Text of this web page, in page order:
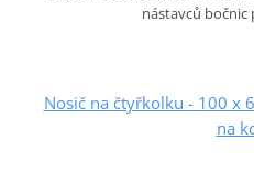
nástavců bočnic
Nosič na čtyřkolku - 100 x
na